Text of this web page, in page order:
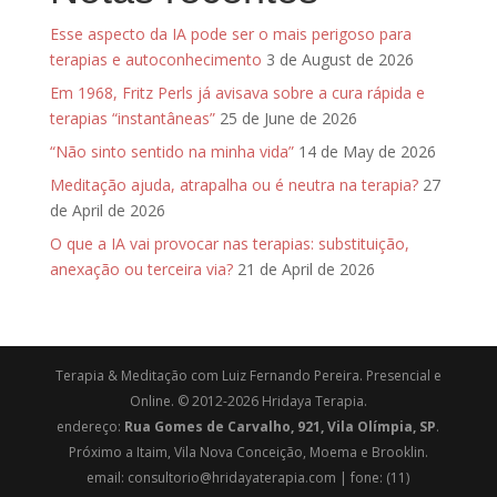
Esse aspecto da IA pode ser o mais perigoso para
terapias e autoconhecimento 3 de August de 2026
Em 1968, Fritz Perls já avisava sobre a cura rápida e
terapias “instantâneas” 25 de June de 2026
“Não sinto sentido na minha vida” 14 de May de 2026
Meditação ajuda, atrapalha ou é neutra na terapia? 27
de April de 2026
O que a IA vai provocar nas terapias: substituição,
anexação ou terceira via? 21 de April de 2026
Terapia & Meditação com Luiz Fernando Pereira. Presencial e
Online. © 2012-2026 Hridaya Terapia.
endereço: Rua Gomes de Carvalho, 921, Vila Olímpia, SP.
Próximo a Itaim, Vila Nova Conceição, Moema e Brooklin.
email: consultorio@hridayaterapia.com | fone: (11)